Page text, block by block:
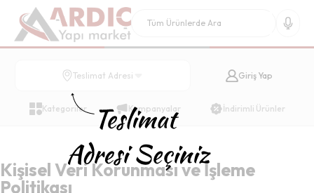
Teslimat Adresi Giriş Yap
Kategoriler Kampanyalar İndirimli Ürünler
Kişisel Veri Korunması ve İşleme
Politikası